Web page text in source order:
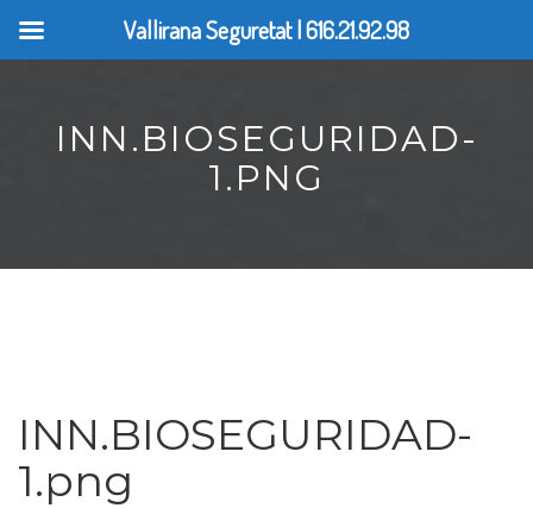
INN.BIOSEGURIDAD-
1.PNG
INN.BIOSEGURIDAD-
1.png
Vallirana Seguretat | 616.21.92.98